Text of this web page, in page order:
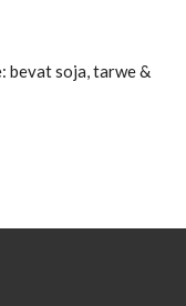
bevat soja, tarwe &